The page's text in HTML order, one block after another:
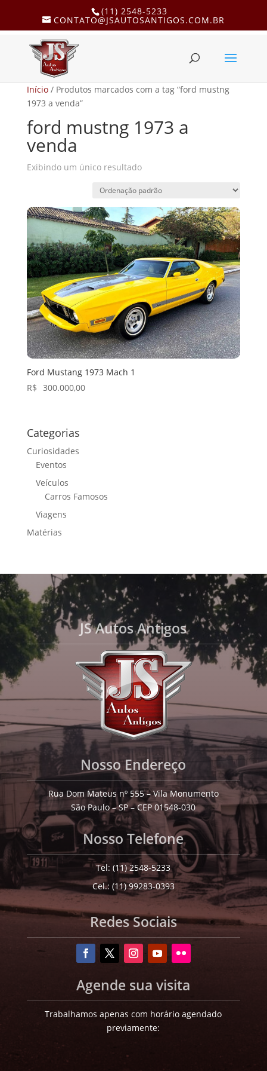
(11) 2548-5233
CONTATO@JSAUTOSANTIGOS.COM.BR
Início/ Produtos marcados com a tag “ford mustng
1973 a venda”
ford mustng 1973 a
venda
Exibindo um único resultado
Ford Mustang 1973 Mach 1
R$ 300.000,00
Categorias
Curiosidades
Eventos
Veículos
Carros Famosos
Viagens
Matérias
JS Autos Antigos
Nosso Endereço
Rua Dom Mateus nº 555 – Vila Monumento
São Paulo – SP – CEP 01548-030
Nosso Telefone
Tel: (11) 2548-5233
Cel.: (11) 99283-0393
Redes Sociais
Agende sua visita
Trabalhamos apenas com horário agendado
previamente: